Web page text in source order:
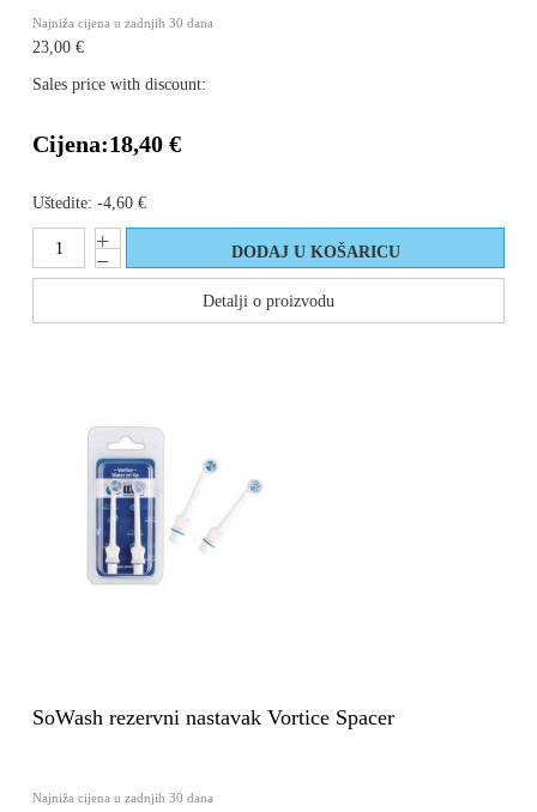
Najniža cijena u zadnjih 30 dana
23,00 €
Sales price with discount:
Cijena:18,40 €
Uštedite: -4,60 €
Detalji o proizvodu
SoWash rezervni nastavak Vortice Spacer
Najniža cijena u zadnjih 30 dana